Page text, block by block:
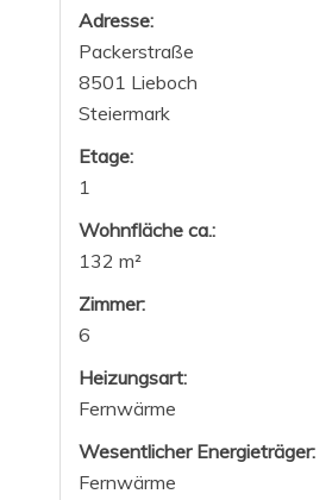
Adresse:
Packerstraße
8501 Lieboch
Steiermark
Etage:
1
Wohnfläche ca.:
132 m²
Zimmer:
6
Heizungsart:
Fernwärme
Wesentlicher Energieträger:
Fernwärme